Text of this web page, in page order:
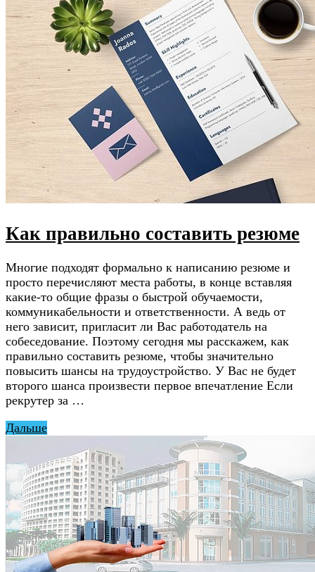
Как правильно составить резюме
Многие подходят формально к написанию резюме и
просто перечисляют места работы, в конце вставляя
какие-то общие фразы о быстрой обучаемости,
коммуникабельности и ответственности. А ведь от
него зависит, пригласит ли Вас работодатель на
собеседование. Поэтому сегодня мы расскажем, как
правильно составить резюме, чтобы значительно
повысить шансы на трудоустройство. У Вас не будет
второго шанса произвести первое впечатление Если
рекрутер за …
Дальше